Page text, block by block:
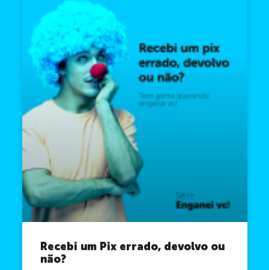
Recebi um Pix errado, devolvo ou
não?